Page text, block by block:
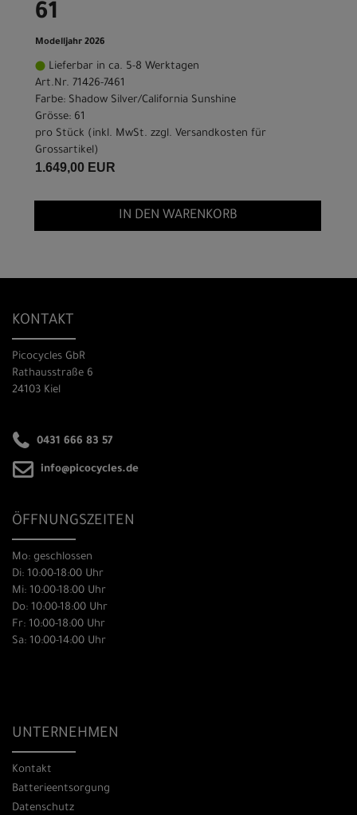
61
Modelljahr 2026
Lieferbar in ca. 5-8 Werktagen
Art.Nr. 71426-7461
Farbe: Shadow Silver/California Sunshine
Grösse: 61
pro Stück (inkl. MwSt. zzgl. Versandkosten für
Grossartikel)
1.649,00 EUR
IN DEN WARENKORB
KONTAKT
Picocycles GbR
Rathausstraße 6
24103 Kiel
0431 666 83 57
info@picocycles.de
ÖFFNUNGSZEITEN
Mo: geschlossen
Di: 10:00-18:00 Uhr
Mi: 10:00-18:00 Uhr
Do: 10:00-18:00 Uhr
Fr: 10:00-18:00 Uhr
Sa: 10:00-14:00 Uhr
UNTERNEHMEN
Kontakt
Batterieentsorgung
Datenschutz